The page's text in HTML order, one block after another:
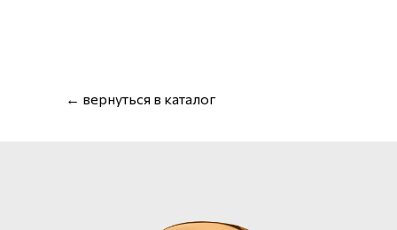
← вернуться в каталог